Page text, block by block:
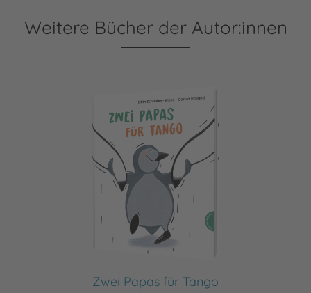
Weitere Bücher der Autor:innen
Zwei Papas für Tango